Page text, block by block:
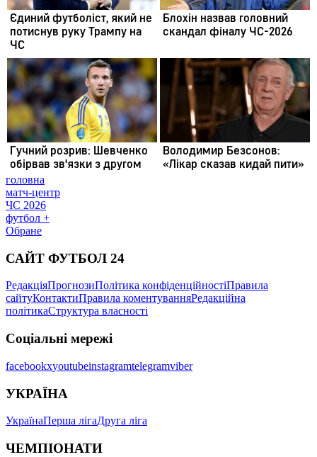
головна
матч-центр
ЧС 2026
футбол +
Обране
САЙТ ФУТБОЛ 24
РедакціяПрогнозиПолітика конфіденційностіПравила
сайтуКонтактиПравила коментуванняРедакційна
політикаСтруктура власності
Соціальні мережі
facebookxyoutubeinstagramtelegramviber
УКРАЇНА
УкраїнаПерша лігаДруга ліга
ЧЕМПІОНАТИ